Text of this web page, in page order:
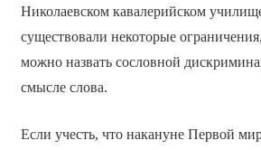
Николаевском кавалерийском
существовали некоторые
можно назвать сословной
смысле слова.
Если учесть, что накануне Первой